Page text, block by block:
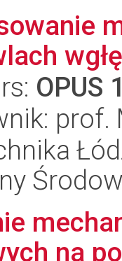
OPUS
prof.
na